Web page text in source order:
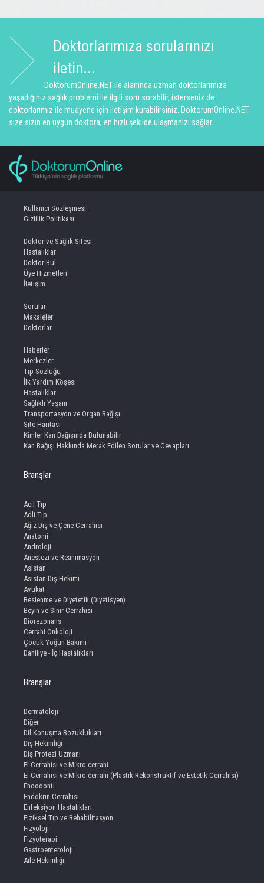
Doktorlarımıza sorularınızı
iletin...
DoktorumOnline.NET ile alanında uzman doktorlarımıza
yaşadığınız sağlık problemi ile ilgili soru sorabilir, isterseniz de
doktorlarımız ile muayene için iletişim kurabilirsiniz. DoktorumOnline.NET
size sizin en uygun doktora, en hızlı şekilde ulaşmanızı sağlar.
Kullanıcı Sözleşmesi
Gizlilik Politikası
Doktor ve Sağlık Sitesi
Hastalıklar
Doktor Bul
Üye Hizmetleri
İletişim
Sorular
Makaleler
Doktorlar
Haberler
Merkezler
Tıp Sözlüğü
İlk Yardım Köşesi
Hastalıklar
Sağlıklı Yaşam
Transportasyon ve Organ Bağışı
Site Haritası
Kimler Kan Bağışında Bulunabilir
Kan Bağışı Hakkında Merak Edilen Sorular ve Cevapları
Branşlar
Acil Tıp
Adli Tıp
Ağız Diş ve Çene Cerrahisi
Anatomi
Androloji
Anestezi ve Reanimasyon
Asistan
Asistan Diş Hekimi
Avukat
Beslenme ve Diyetetik (Diyetisyen)
Beyin ve Sinir Cerrahisi
Biorezonans
Cerrahi Onkoloji
Çocuk Yoğun Bakımı
Dahiliye - İç Hastalıkları
Branşlar
Dermatoloji
Diğer
Dil Konuşma Bozuklukları
Diş Hekimliği
Diş Protezi Uzmanı
El Cerrahisi ve Mikro cerrahi
El Cerrahisi ve Mikro cerrahi (Plastik Rekonstruktif ve Estetik Cerrahisi)
Endodonti
Endokrin Cerrahisi
Enfeksiyon Hastalıkları
Fiziksel Tıp ve Rehabilitasyon
Fizyoloji
Fizyoterapi
Gastroenteroloji
Aile Hekimliği